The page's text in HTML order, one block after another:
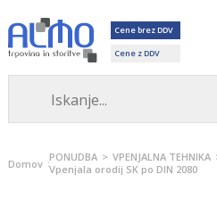
Cene brez DDV
Cene z DDV
Domov PONUDBA VPENJALNA TEHNIKA
Vpenjala orodij SK po DIN 2080